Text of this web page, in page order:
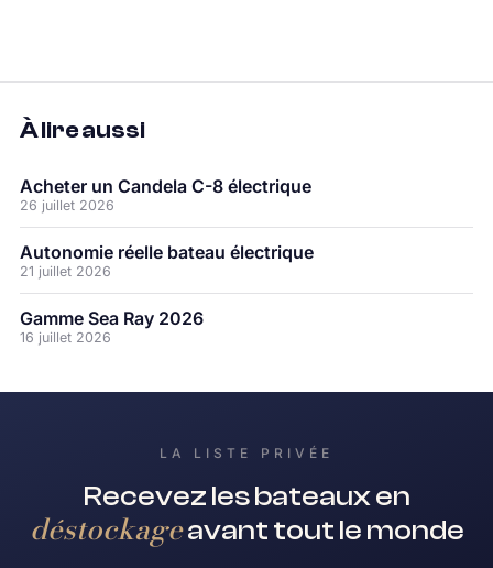
À lire aussi
Acheter un Candela C-8 électrique
26 juillet 2026
Autonomie réelle bateau électrique
21 juillet 2026
Gamme Sea Ray 2026
16 juillet 2026
LA LISTE PRIVÉE
Recevez les bateaux en
déstockageavant tout le monde